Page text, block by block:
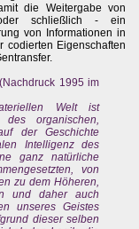
die Weitergabe von
schließlich - ein
von Informationen in
codierten Eigenschaften
1995 im
Welt ist
organischen,
der Geschichte
Intelligenz des
ganz natürliche
von
zu dem Höheren,
und daher auch
unseres Geistes
dieser selben